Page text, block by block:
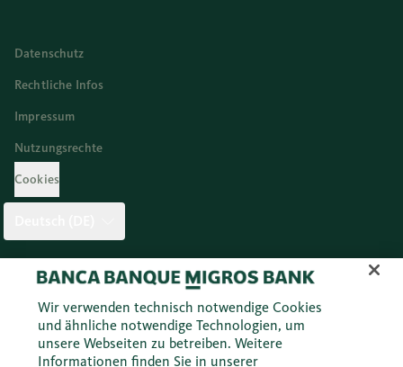
Datenschutz
Rechtliche Infos
Impressum
Nutzungsrechte
Cookies
Twitter Facebook Blog Instagram Youtube
© 2026 Migros Bank AG
Wir verwenden technisch notwendige Cookies
und ähnliche notwendige Technologien, um
unsere Webseiten zu betreiben. Weitere
Informationen finden Sie in unserer